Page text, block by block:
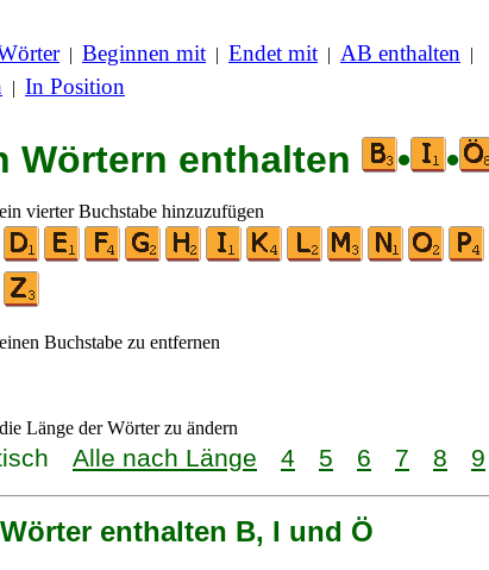
| Beginnen mit | Endet mit | AB enthalten |
| In Position
Wörtern enthalten • •
vierter Buchstabe hinzuzufügen
Buchstabe zu entfernen
Länge der Wörter zu ändern
Alle nach Länge 4 5 6 7 8 9
enthalten B, I und Ö